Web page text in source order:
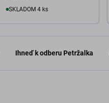
SKLADOM 4 ks
Do košíka
Ihneď k odberu Petržalka